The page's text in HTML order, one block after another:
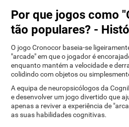
Por que jogos como
tão populares? -
O jogo Cronocor baseia-se
"arcade" em que o jogador é
enquanto mantém a velocidade e
colidindo com objetos ou
A equipa de neuropsicólogos da
e desenvolver um jogo divertido que
apenas a reviver a experiência de
as suas habilidades cognitivas.